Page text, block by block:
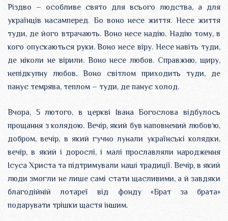
Різдво – особливе свято для всього людства, а для
українців насамперед. Бо воно несе життя. Несе життя
туди, де його втрачають. Воно несе надію. Надію тому, в
кого опускаються руки. Воно несе віру. Несе навіть туди,
де ніколи не вірили. Воно несе любов. Справжню, щиру,
непідкупну любов. Воно світлом приходить туди, де
панує темрява, теплом – туди, де панує холод.
Вчора, 5 лютого, в церкві Івана Богослова відбулось
прощання з колядою. Вечір, який був наповнений любов‘ю,
добром, вечір, в який гучно лунали українські колядки,
вечір, в який і дорослі, і малі прославляли народження
Ісуса Христа та підтримували наші традиції. Вечір, в який
люди змогли не лише самі стати щасливими, а й завдяки
благодійній лотареї від фонду «Брат за брата»
подарувати трішки щастя іншим.